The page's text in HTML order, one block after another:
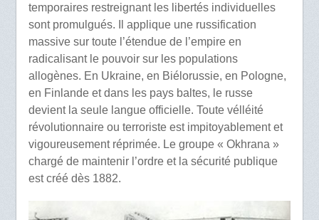
temporaires restreignant les libertés individuelles
sont promulgués. Il applique une russification
massive sur toute l’étendue de l’empire en
radicalisant le pouvoir sur les populations
allogènes. En Ukraine, en Biélorussie, en Pologne,
en Finlande et dans les pays baltes, le russe
devient la seule langue officielle. Toute vélléité
révolutionnaire ou terroriste est impitoyablement et
vigoureusement réprimée. Le groupe « Okhrana »
chargé de maintenir l’ordre et la sécurité publique
est créé dès 1882.